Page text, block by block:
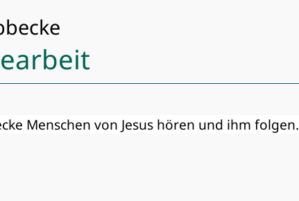
Menschen von Jesus hören und ihm folgen.